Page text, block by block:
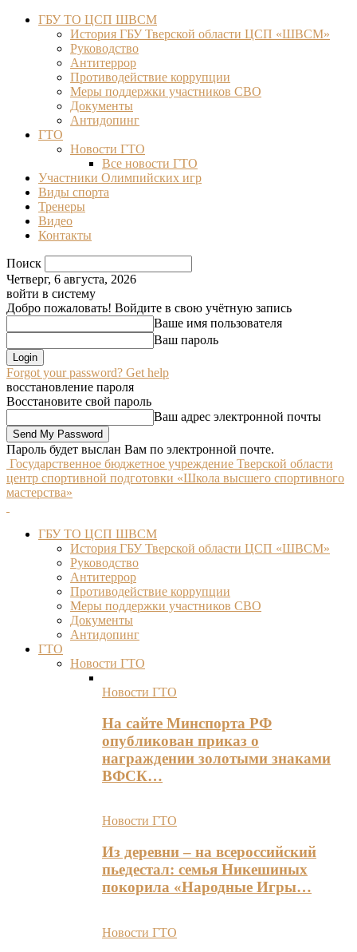
ГБУ ТО ЦСП ШВСМ
История ГБУ Тверской области ЦСП «ШВСМ»
Руководство
Антитеррор
Противодействие коррупции
Меры поддержки участников СВО
Документы
Антидопинг
ГТО
Новости ГТО
Все новости ГТО
Участники Олимпийских игр
Виды спорта
Тренеры
Видео
Контакты
Поиск
Четверг, 6 августа, 2026
войти в систему
Добро пожаловать! Войдите в свою учётную запись
Ваше имя пользователя
Ваш пароль
Forgot your password? Get help
восстановление пароля
Восстановите свой пароль
Ваш адрес электронной почты
Пароль будет выслан Вам по электронной почте.
Государственное бюджетное учреждение Тверской области
центр спортивной подготовки «Школа высшего спортивного
мастерства»
ГБУ ТО ЦСП ШВСМ
История ГБУ Тверской области ЦСП «ШВСМ»
Руководство
Антитеррор
Противодействие коррупции
Меры поддержки участников СВО
Документы
Антидопинг
ГТО
Новости ГТО
Новости ГТО
На сайте Минспорта РФ
опубликован приказ о
награждении золотыми знаками
ВФСК…
Новости ГТО
Из деревни – на всероссийский
пьедестал: семья Никешиных
покорила «Народные Игры…
Новости ГТО